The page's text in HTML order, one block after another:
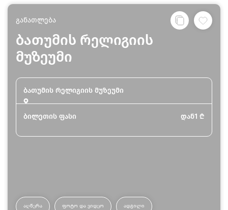
განათლება
ბათუმის რელიგიის
მუზეუმი
ბათუმის რელიგიის მუზეუმი
ბილეთის ფასი დან1 ₾
ᲐᲦᲬᲔᲠᲐ ᲤᲝᲢᲝ ᲓᲐ ᲕᲘᲓᲔᲝ ᲐᲓᲒᲘᲚᲘ